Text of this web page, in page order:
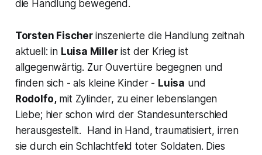
die Handlung bewegend.
Torsten Fischer inszenierte die Handlung zeitnah
aktuell: in Luisa Miller ist der Krieg ist
allgegenwärtig. Zur Ouvertüre begegnen und
finden sich - als kleine Kinder - Luisa und
Rodolfo, mit Zylinder, zu einer lebenslangen
Liebe; hier schon wird der Standesunterschied
herausgestellt. Hand in Hand, traumatisiert, irren
sie durch ein Schlachtfeld toter Soldaten. Dies